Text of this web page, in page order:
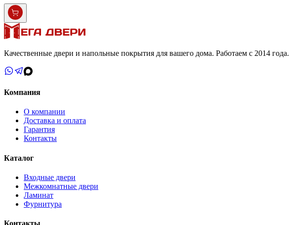
Качественные двери и напольные покрытия для вашего дома. Работаем с 2014 года.
Компания
О компании
Доставка и оплата
Гарантия
Контакты
Каталог
Входные двери
Межкомнатные двери
Ламинат
Фурнитура